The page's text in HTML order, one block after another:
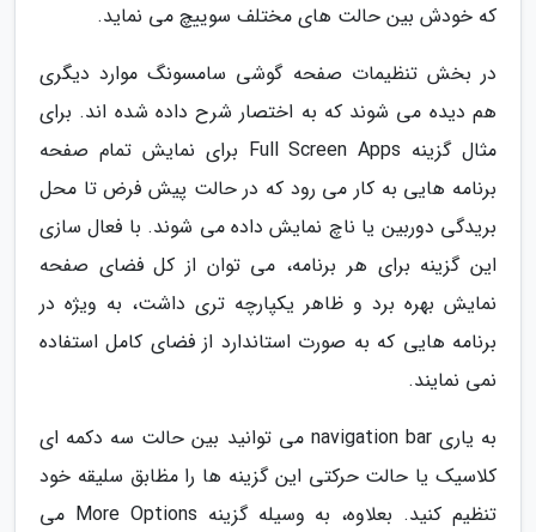
که خودش بین حالت های مختلف سوییچ می نماید.
در بخش تنظیمات صفحه گوشی سامسونگ موارد دیگری
هم دیده می شوند که به اختصار شرح داده شده اند. برای
مثال گزینه Full Screen Apps برای نمایش تمام صفحه
برنامه هایی به کار می رود که در حالت پیش فرض تا محل
بریدگی دوربین یا ناچ نمایش داده می شوند. با فعال سازی
این گزینه برای هر برنامه، می توان از کل فضای صفحه
نمایش بهره برد و ظاهر یکپارچه تری داشت، به ویژه در
برنامه هایی که به صورت استاندارد از فضای کامل استفاده
نمی نمایند.
به یاری navigation bar می توانید بین حالت سه دکمه ای
کلاسیک یا حالت حرکتی این گزینه ها را مظابق سلیقه خود
تنظیم کنید. بعلاوه، به وسیله گزینه More Options می